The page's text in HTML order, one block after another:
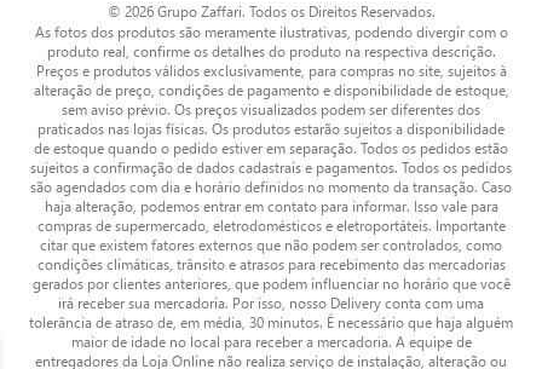
© 2026 Grupo Zaffari. Todos os Direitos Reservados.
As fotos dos produtos são meramente ilustrativas, podendo divergir com o
produto real, confirme os detalhes do produto na respectiva descrição.
Preços e produtos válidos exclusivamente, para compras no site, sujeitos à
alteração de preço, condições de pagamento e disponibilidade de estoque,
sem aviso prévio. Os preços visualizados podem ser diferentes dos
praticados nas lojas físicas. Os produtos estarão sujeitos a disponibilidade
de estoque quando o pedido estiver em separação. Todos os pedidos estão
sujeitos a confirmação de dados cadastrais e pagamentos. Todos os pedidos
são agendados com dia e horário definidos no momento da transação. Caso
haja alteração, podemos entrar em contato para informar. Isso vale para
compras de supermercado, eletrodomésticos e eletroportáteis. Importante
citar que existem fatores externos que não podem ser controlados, como
condições climáticas, trânsito e atrasos para recebimento das mercadorias
gerados por clientes anteriores, que podem influenciar no horário que você
irá receber sua mercadoria. Por isso, nosso Delivery conta com uma
tolerância de atraso de, em média, 30 minutos. É necessário que haja alguém
maior de idade no local para receber a mercadoria. A equipe de
entregadores da Loja Online não realiza serviço de instalação, alteração ou